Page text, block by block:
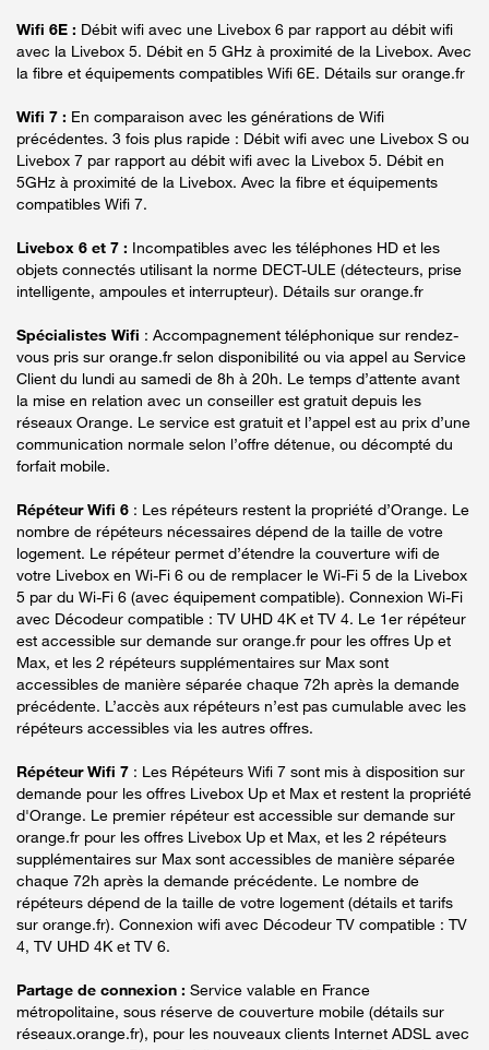
Wifi 6E : Débit wifi avec une Livebox 6 par rapport au débit wifi
avec la Livebox 5. Débit en 5 GHz à proximité de la Livebox. Avec
la fibre et équipements compatibles Wifi 6E. Détails sur orange.fr
Wifi 7 : En comparaison avec les générations de Wifi
précédentes. 3 fois plus rapide : Débit wifi avec une Livebox S ou
Livebox 7 par rapport au débit wifi avec la Livebox 5. Débit en
5GHz à proximité de la Livebox. Avec la fibre et équipements
compatibles Wifi 7.
Livebox 6 et 7 : Incompatibles avec les téléphones HD et les
objets connectés utilisant la norme DECT-ULE (détecteurs, prise
intelligente, ampoules et interrupteur). Détails sur orange.fr
Spécialistes Wifi : Accompagnement téléphonique sur rendez-
vous pris sur orange.fr selon disponibilité ou via appel au Service
Client du lundi au samedi de 8h à 20h. Le temps d’attente avant
la mise en relation avec un conseiller est gratuit depuis les
réseaux Orange. Le service est gratuit et l’appel est au prix d’une
communication normale selon l’offre détenue, ou décompté du
forfait mobile.
Répéteur Wifi 6 : Les répéteurs restent la propriété d’Orange. Le
nombre de répéteurs nécessaires dépend de la taille de votre
logement. Le répéteur permet d’étendre la couverture wifi de
votre Livebox en Wi-Fi 6 ou de remplacer le Wi-Fi 5 de la Livebox
5 par du Wi-Fi 6 (avec équipement compatible). Connexion Wi-Fi
avec Décodeur compatible : TV UHD 4K et TV 4. Le 1er répéteur
est accessible sur demande sur orange.fr pour les offres Up et
Max, et les 2 répéteurs supplémentaires sur Max sont
accessibles de manière séparée chaque 72h après la demande
précédente. L’accès aux répéteurs n’est pas cumulable avec les
répéteurs accessibles via les autres offres.
Répéteur Wifi 7 : Les Répéteurs Wifi 7 sont mis à disposition sur
demande pour les offres Livebox Up et Max et restent la propriété
d'Orange. Le premier répéteur est accessible sur demande sur
orange.fr pour les offres Livebox Up et Max, et les 2 répéteurs
supplémentaires sur Max sont accessibles de manière séparée
chaque 72h après la demande précédente. Le nombre de
répéteurs dépend de la taille de votre logement (détails et tarifs
sur orange.fr). Connexion wifi avec Décodeur TV compatible : TV
4, TV UHD 4K et TV 6.
Partage de connexion : Service valable en France
métropolitaine, sous réserve de couverture mobile (détails sur
réseaux.orange.fr), pour les nouveaux clients Internet ADSL avec